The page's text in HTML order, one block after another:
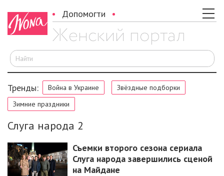
Допомогти
Тренды: Война в Украине
Звёздные подборки
Зимние праздники
Слуга народа 2
Съемки второго сезона сериала
Слуга народа завершились сценой
на Майдане